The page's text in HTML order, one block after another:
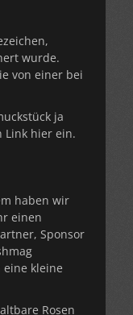
wurde.
von einer bei
ja
Link hier ein.
haben wir
einen
Sponsor
eine kleine
Rosen